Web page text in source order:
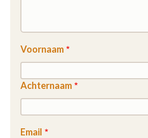
Voornaam
Achternaam
Email